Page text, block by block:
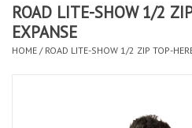
CLUBSHOPS
ROAD LITE-SHOW 1/2
EXPANSE
HOME / ROAD LITE-SHOW 1/2 ZIP TOP-